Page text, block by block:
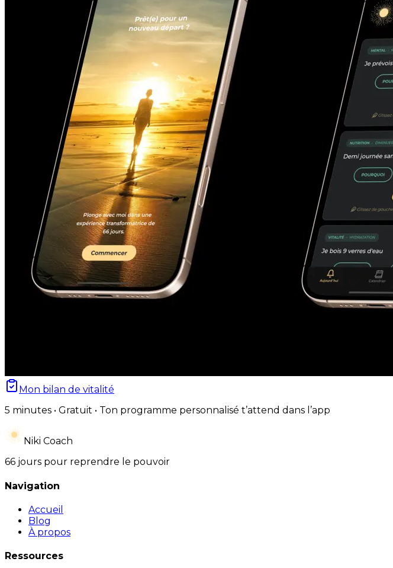
Mon bilan de vitalité
5 minutes • Gratuit • Ton programme personnalisé t’attend dans l’app
Niki Coach
66 jours pour reprendre le pouvoir
Navigation
Accueil
Blog
À propos
Ressources